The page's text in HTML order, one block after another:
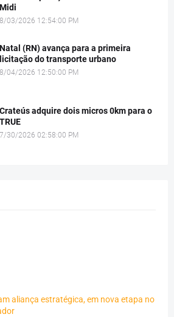
Midi
8/03/2026 12:54:00 PM
Natal (RN) avança para a primeira
licitação do transporte urbano
8/04/2026 12:50:00 PM
Crateús adquire dois micros 0km para o
TRUE
7/30/2026 02:58:00 PM
aliança estratégica, em nova etapa no